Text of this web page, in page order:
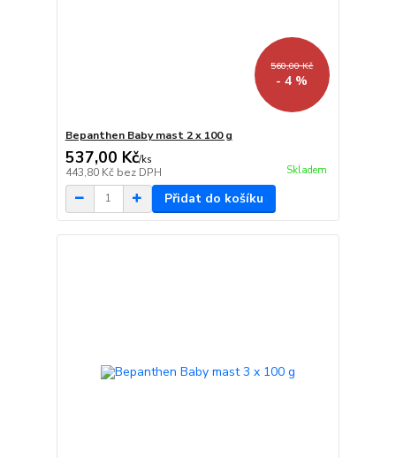
560,00 Kč
- 4 %
Bepanthen Baby mast 2 x 100 g
537,00 Kč/ks
443,80 Kč bez DPH Skladem
Přidat do košíku